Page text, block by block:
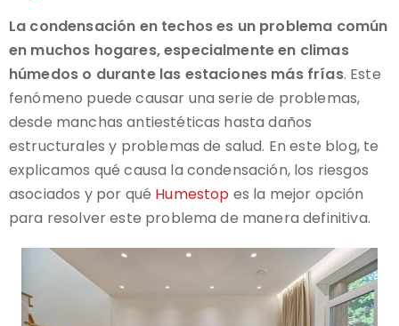
La condensación en techos es un problema común
en muchos hogares, especialmente en climas
húmedos o durante las estaciones más frías. Este
fenómeno puede causar una serie de problemas,
desde manchas antiestéticas hasta daños
estructurales y problemas de salud. En este blog, te
explicamos qué causa la condensación, los riesgos
asociados y por qué Humestop es la mejor opción
para resolver este problema de manera definitiva.